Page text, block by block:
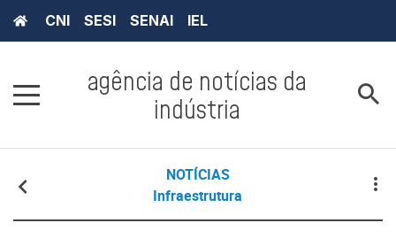
CNI SESI SENAI IEL
agência de notícias da
indústria
NOTÍCIAS
Infraestrutura